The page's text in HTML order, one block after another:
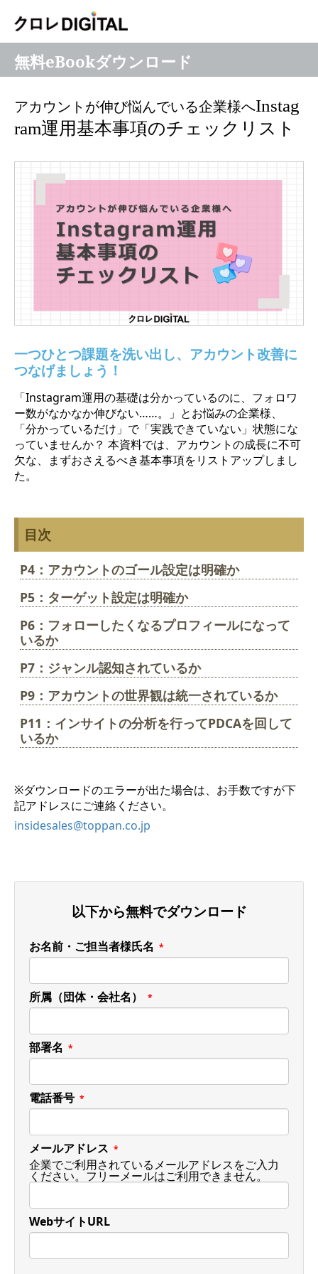
無料eBookダウンロード
アカウントが伸び悩んでいる企業様へInstag
ram運用基本事項のチェックリスト
一つひとつ課題を洗い出し、アカウント改善に
つなげましょう！
「Instagram運用の基礎は分かっているのに、フォロワ
ー数がなかなか伸びない……。」とお悩みの企業様、
「分かっているだけ」で「実践できていない」状態にな
っていませんか？ 本資料では、アカウントの成長に不可
欠な、まずおさえるべき基本事項をリストアップしまし
た。
目次
P4：アカウントのゴール設定は明確か
P5：ターゲット設定は明確か
P6：フォローしたくなるプロフィールになって
いるか
P7：ジャンル認知されているか
P9：アカウントの世界観は統一されているか
P11：インサイトの分析を行ってPDCAを回して
いるか
※ダウンロードのエラーが出た場合は、お手数ですが下
記アドレスにご連絡ください。
insidesales@toppan.co.jp
以下から無料でダウンロード
お名前・ご担当者様氏名 *
所属（団体・会社名） *
部署名 *
電話番号 *
メールアドレス *
企業でご利用されているメールアドレスをご入力
ください。フリーメールはご利用できません。
WebサイトURL